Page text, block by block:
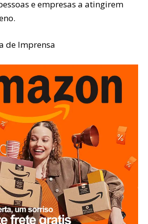
e empresas a atingirem
de Imprensa